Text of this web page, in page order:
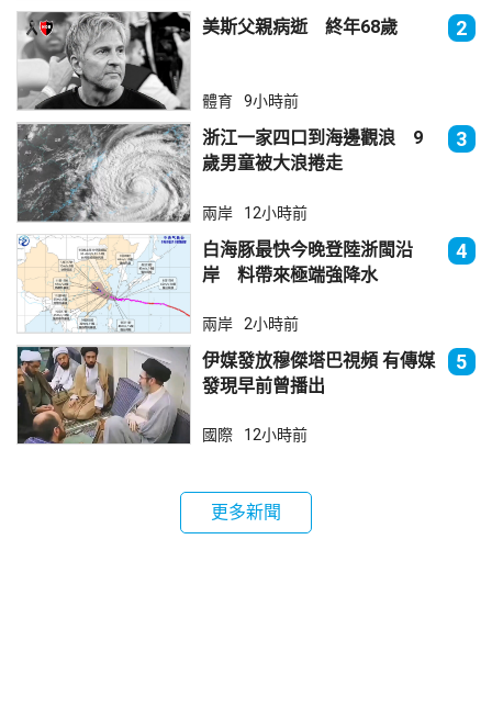
美斯父親病逝 終年68歲 2
體育 9小時前
浙江一家四口到海邊觀浪 9
歲男童被大浪捲走
3
兩岸 12小時前
白海豚最快今晚登陸浙閩沿
岸 料帶來極端強降水
4
兩岸 2小時前
伊媒發放穆傑塔巴視頻 有傳媒
發現早前曾播出
5
國際 12小時前
更多新聞